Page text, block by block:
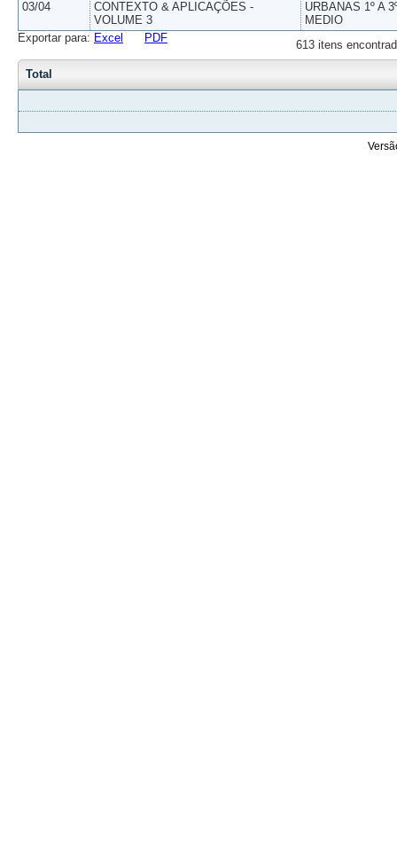
03/04
CONTEXTO & APLICAÇÕES -
VOLUME 3
URBANAS 1º A
MEDIO
613 itens
Exportar para: Excel PDF
Total